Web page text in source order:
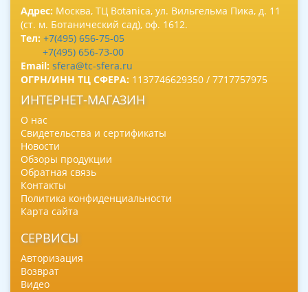
Адрес: Москва, ТЦ Botanica, ул. Вильгельма Пика, д. 11
(ст. м. Ботанический сад), оф. 1612.
Тел: +7(495) 656-75-05
+7(495) 656-73-00
Email: sfera@tc-sfera.ru
ОГРН/ИНН ТЦ СФЕРА: 1137746629350 / 7717757975
ИНТЕРНЕТ-МАГАЗИН
О нас
Свидетельства и сертификаты
Новости
Обзоры продукции
Обратная связь
Контакты
Политика конфиденциальности
Карта сайта
СЕРВИСЫ
Авторизация
Возврат
Видео